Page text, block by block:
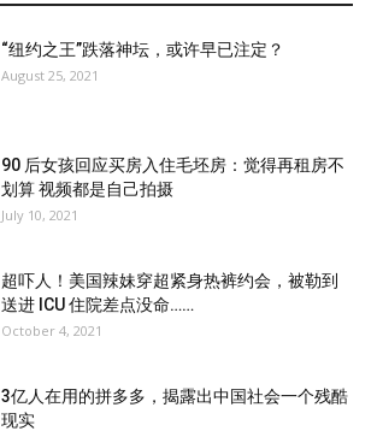
“纽约之王”跌落神坛，或许早已注定？
August 25, 2021
90 后女孩回应买房入住毛坯房：觉得再租房不
划算 视频都是自己拍摄
July 10, 2021
超吓人！美国辣妹穿超紧身热裤约会，被勒到
送进 ICU 住院差点没命……
October 4, 2021
3亿人在用的拼多多，揭露出中国社会一个残酷
现实